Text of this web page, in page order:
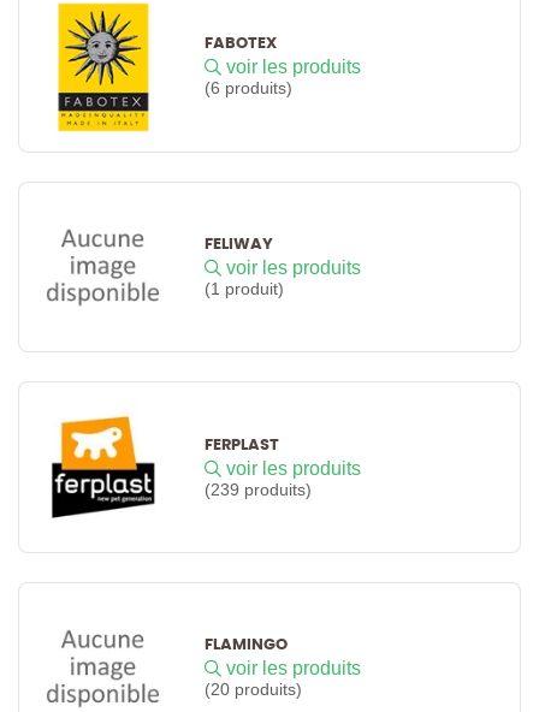
FABOTEX
voir les produits
(6 produits)
FELIWAY
voir les produits
(1 produit)
FERPLAST
voir les produits
(239 produits)
FLAMINGO
voir les produits
(20 produits)